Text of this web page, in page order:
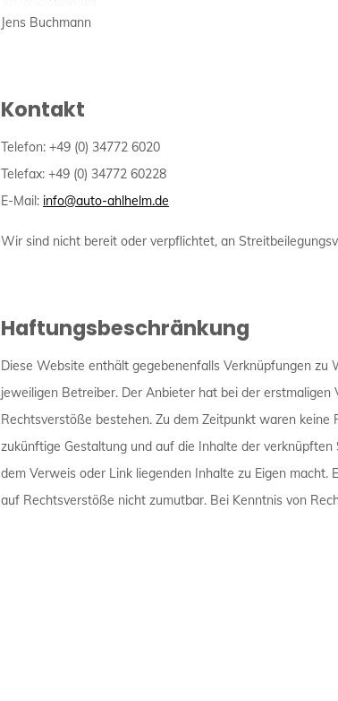
Jens Buchmann
Kontakt
Telefon: +49 (0) 34772 6020
Telefax: +49 (0) 34772 60228
E-Mail: info@auto-ahlhelm.de
Wir sind nicht bereit oder verpflichtet, an
Haftungsbeschränkung
Diese Website enthält gegebenenfalls Verknüpfungen
jeweiligen Betreiber. Der Anbieter hat bei der
Rechtsverstöße bestehen. Zu dem Zeitpunkt waren
zukünftige Gestaltung und auf die Inhalte der
dem Verweis oder Link liegenden Inhalte zu Eigen
auf Rechtsverstöße nicht zumutbar. Bei Kenntnis von